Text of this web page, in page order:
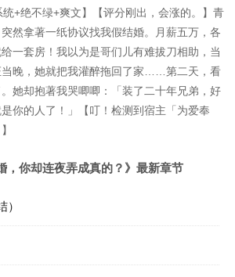
统+绝不绿+爽文】【评分刚出，会涨的。】青
然拿著一纸协议找我假结婚。月薪五万，各
一套房！我以为是哥们儿有难拔刀相助，当
当晚，她就把我灌醉拖回了家……第二天，看
她却抱著我哭唧唧：「装了二十年兄弟，好
你的人了！」【叮！检测到宿主「为爱奉
，你却连夜弄成真的？》最新章节